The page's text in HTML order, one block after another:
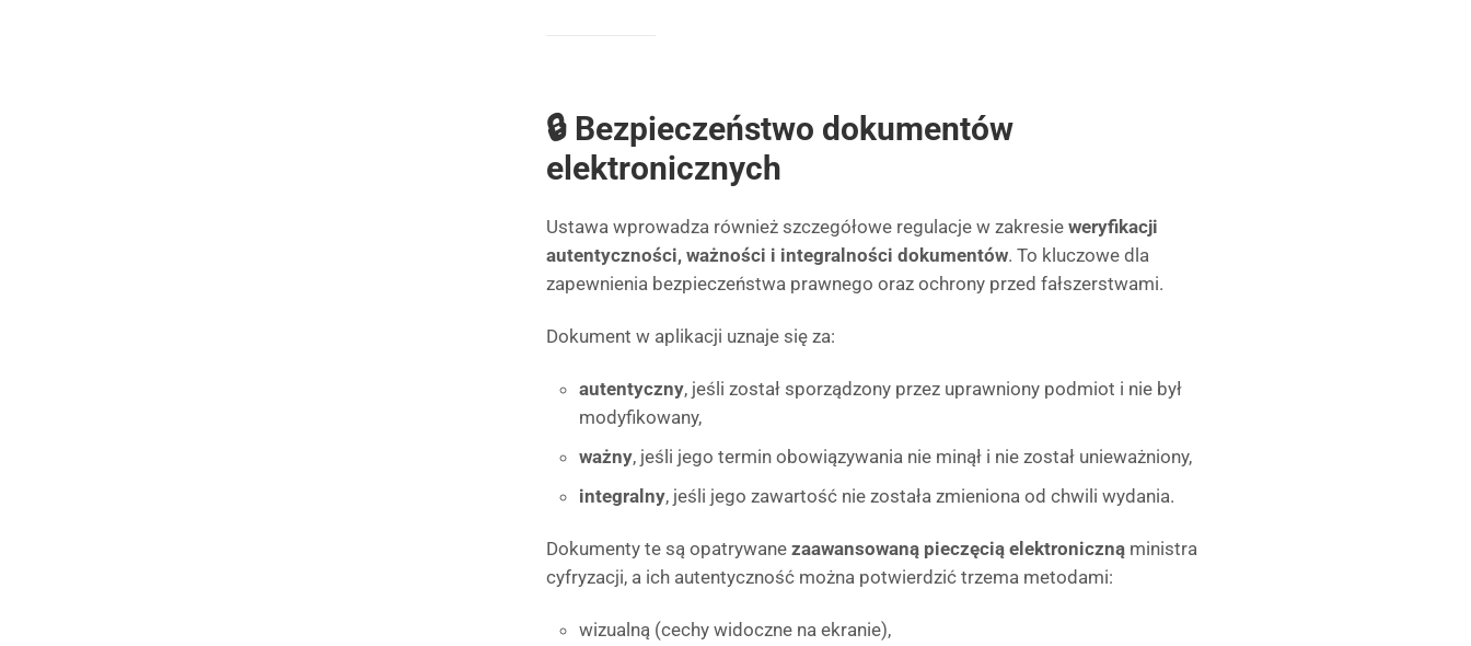
🔒 Bezpieczeństwo dokumentów
elektronicznych
Ustawa wprowadza również szczegółowe regulacje w zakresie weryfikacji
autentyczności, ważności i integralności dokumentów. To kluczowe dla
zapewnienia bezpieczeństwa prawnego oraz ochrony przed fałszerstwami.
Dokument w aplikacji uznaje się za:
autentyczny, jeśli został sporządzony przez uprawniony podmiot i nie był
modyfikowany,
ważny, jeśli jego termin obowiązywania nie minął i nie został unieważniony,
integralny, jeśli jego zawartość nie została zmieniona od chwili wydania.
Dokumenty te są opatrywane zaawansowaną pieczęcią elektroniczną ministra
cyfryzacji, a ich autentyczność można potwierdzić trzema metodami:
wizualną (cechy widoczne na ekranie),